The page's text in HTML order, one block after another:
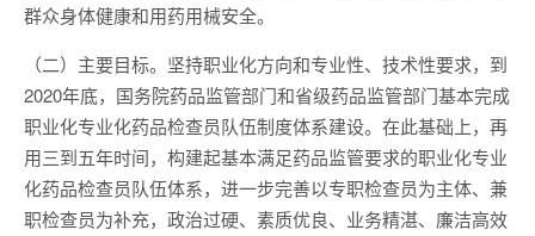
群众身体健康和用药用械安全。
（二）主要目标。坚持职业化方向和专业性、技术性要求，到
2020年底，国务院药品监管部门和省级药品监管部门基本完成
职业化专业化药品检查员队伍制度体系建设。在此基础上，再
用三到五年时间，构建起基本满足药品监管要求的职业化专业
化药品检查员队伍体系，进一步完善以专职检查员为主体、兼
职检查员为补充，政治过硬、素质优良、业务精湛、廉洁高效